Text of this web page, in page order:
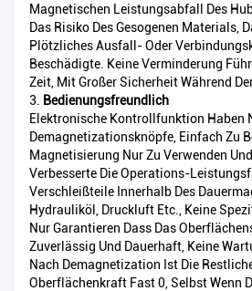
Magnetischen Leistungsabfall Des
Das Risiko Des Gesogenen Materials,
Plötzliches Ausfall- Oder
Beschädigte. Keine Verminderung
Zeit, Mit Großer Sicherheit Während
3. Bedienungsfreundlich
Elektronische Kontrollfunktion Haben
Demagnetizationsknöpfe, Einfach Zu
Magnetisierung Nur Zu Verwenden
Verbesserte Die Operations-
Verschleißteile Innerhalb Des
Hydrauliköl, Druckluft Etc., Keine
Nur Garantieren Dass Das
Zuverlässig Und Dauerhaft, Keine
Nach Demagnetization Ist Die
Oberflächenkraft Fast 0, Selbst Wenn